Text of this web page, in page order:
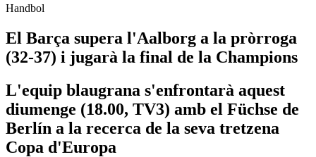
Handbol
El Barça supera l'Aalborg a la pròrroga
(32-37) i jugarà la final de la Champions
L'equip blaugrana s'enfrontarà aquest
diumenge (18.00, TV3) amb el Füchse de
Berlín a la recerca de la seva tretzena
Copa d'Europa